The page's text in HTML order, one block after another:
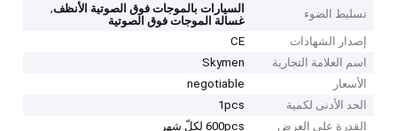
تسليط الضوء السيارات بالموجات فوق الصوتية الأنظف,
غسالة الموجات فوق الصوتية
إصدار الشهادات
CE
اسم العلامة التجارية
Skymen
الأسعار
negotiable
الحد الأدنى لكمية
1pcs
القدرة على العرض
600pcs لكلّ شهر